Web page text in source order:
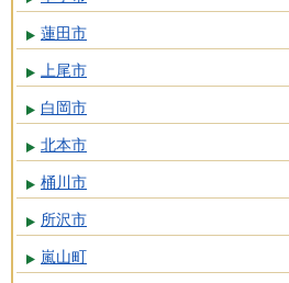
蓮田市
上尾市
白岡市
北本市
桶川市
所沢市
嵐山町